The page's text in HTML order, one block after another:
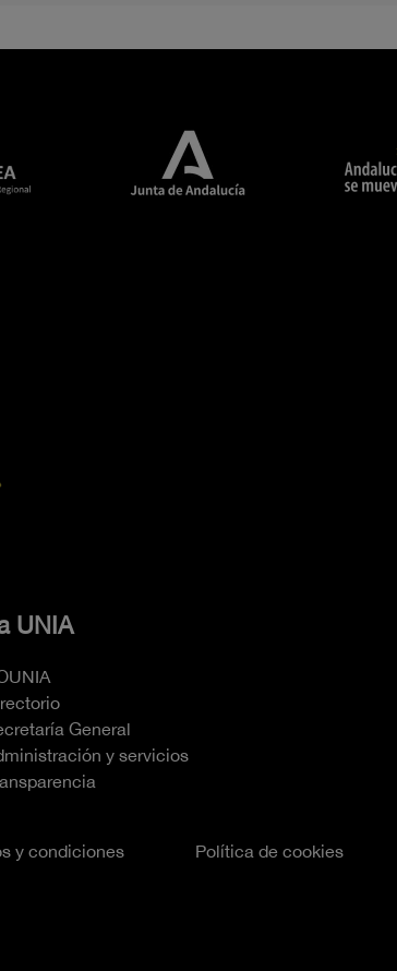
UNIA
General
y servicios
y condiciones Política de cookies